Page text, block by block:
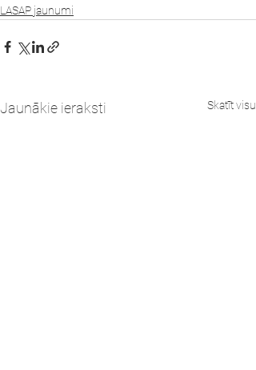
LASAP jaunumi
Jaunākie ieraksti Skatīt visu